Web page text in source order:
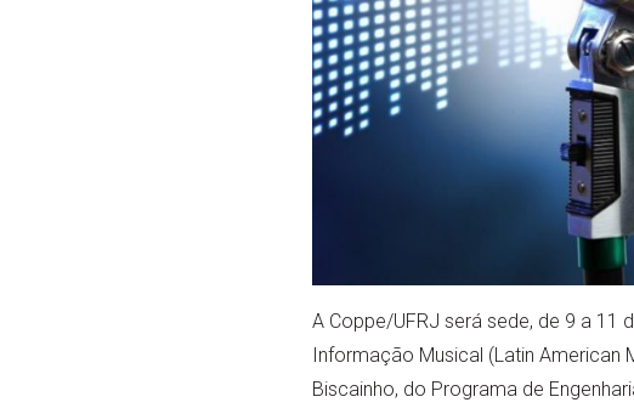
A Coppe/UFRJ será sede, de 9 a
Informação Musical (Latin American
Biscainho, do Programa de